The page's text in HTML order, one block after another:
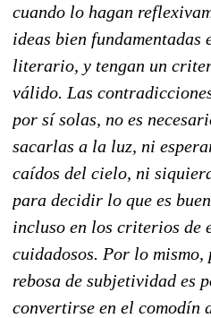
cuando lo hagan
ideas bien fundamentadas
literario, y tengan un
válido. Las
por sí solas, no es
sacarlas a la luz, ni
caídos del cielo, ni
para decidir lo que es
incluso en los criterios de
cuidadosos. Por lo
rebosa de subjetividad es
convertirse en el comodín